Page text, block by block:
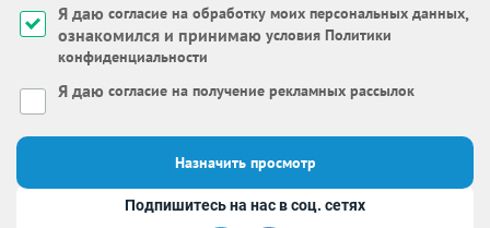
Я даю согласие на обработку моих персональных данных,
ознакомился и принимаю условия Политики
конфиденциальности
Я даю согласие на получение рекламных рассылок
Назначить просмотр
Подпишитесь на нас в соц. сетях